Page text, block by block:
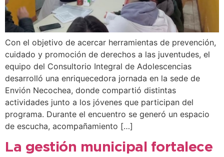
Con el objetivo de acercar herramientas de prevención,
cuidado y promoción de derechos a las juventudes, el
equipo del Consultorio Integral de Adolescencias
desarrolló una enriquecedora jornada en la sede de
Envión Necochea, donde compartió distintas
actividades junto a los jóvenes que participan del
programa. Durante el encuentro se generó un espacio
de escucha, acompañamiento […]
La gestión municipal fortalece